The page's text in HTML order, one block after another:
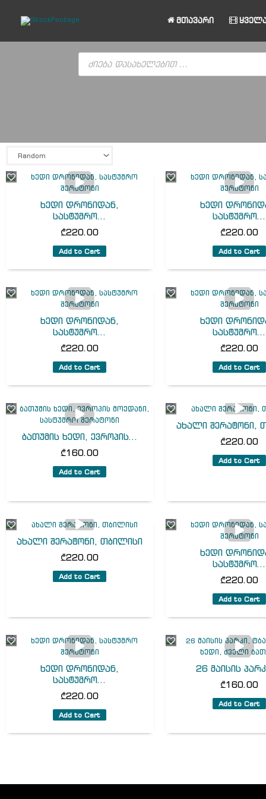
content
მთავარი
Products
search
ხედი დრონიდან,
სასტუმრო...
₾220.00
Add to Cart
ხედი
სასტუმრო...
₾220.00
Add to Cart
ხედი დრონიდან,
სასტუმრო...
₾220.00
Add to Cart
ხედი
სასტუმრო...
₾220.00
Add to Cart
ბათუმის ხედი, ევროპის...
₾160.00
Add to Cart
ახალი შერატონი,
₾220.00
Add to Cart
ახალი შერატონი, თბილისი
₾220.00
Add to Cart
ხედი
სასტუმრო...
₾220.00
Add to Cart
ხედი დრონიდან,
სასტუმრო...
₾220.00
Add to Cart
26 მაისის
₾160.00
Add to Cart